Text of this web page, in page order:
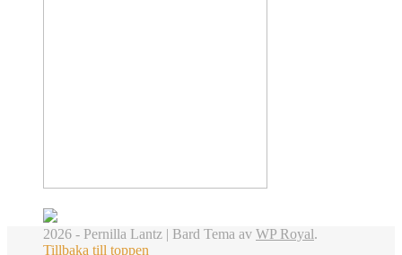
2026 - Pernilla Lantz | Bard Tema av WP Royal.
Tillbaka till toppen